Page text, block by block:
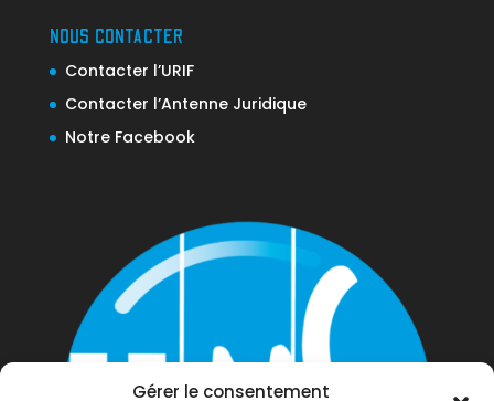
Gérer le consentement
NOUS CONTACTER
Contacter l’URIF
Contacter l’Antenne Juridique
Notre Facebook